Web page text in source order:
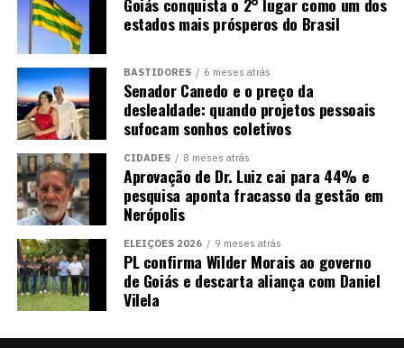
estados mais prósperos do Brasil
BASTIDORES 6 meses atrás
Senador Canedo e o preço da
deslealdade: quando projetos pessoais
sufocam sonhos coletivos
CIDADES 8 meses atrás
Aprovação de Dr. Luiz cai para 44% e
pesquisa aponta fracasso da gestão em
Nerópolis
ELEIÇÕES 2026 9 meses atrás
PL confirma Wilder Morais ao governo
de Goiás e descarta aliança com Daniel
Vilela